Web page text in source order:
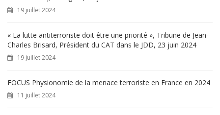
19 juillet 2024
« La lutte antiterroriste doit être une priorité », Tribune de Jean-
Charles Brisard, Président du CAT dans le JDD, 23 juin 2024
19 juillet 2024
FOCUS Physionomie de la menace terroriste en France en 2024
11 juillet 2024